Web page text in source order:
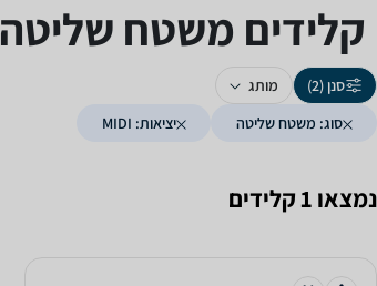
קלידים ‏משטח שליטה ‏MIDI
סנן (2)
מותג
סוג: משטח שליטה
יציאות: MIDI
נמצאו 1 קלידים